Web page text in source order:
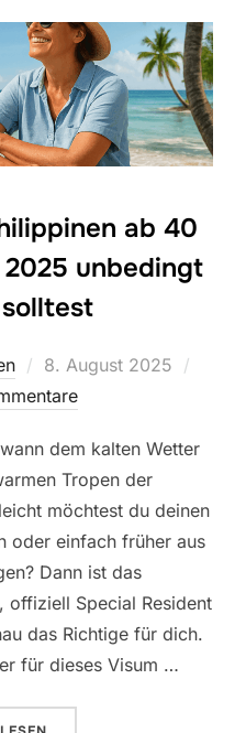
ab 40
unbedingt
Veröffentlicht
am
8. August 2025
dem kalten Wetter
Tropen der
möchtest du deinen
oder einfach früher aus
Dann ist das
offiziell Special Resident
das Richtige für dich.
für dieses Visum …
ÜBER „RENTNERVISUM